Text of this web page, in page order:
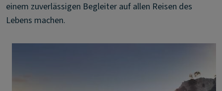
einem zuverlässigen Begleiter auf allen Reisen des
Lebens machen.